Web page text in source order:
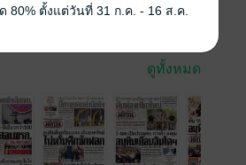
10 บาท
ดูทั้งหมด
80% ตั้งแต่วันที่ 31 ก.ค. - 16 ส.ค.